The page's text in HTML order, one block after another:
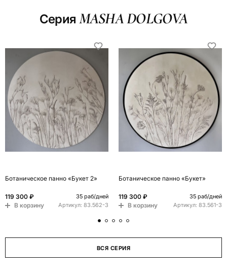
Серия MASHA DOLGOVA
Ботаническое панно «Букет 2»
119 300 ₽ 35 раб/дней
В корзину Артикул: 83.562-3
Ботаническое панно «Букет»
119 300 ₽ 35 раб/дней
В корзину Артикул: 83.561-3
ВСЯ СЕРИЯ